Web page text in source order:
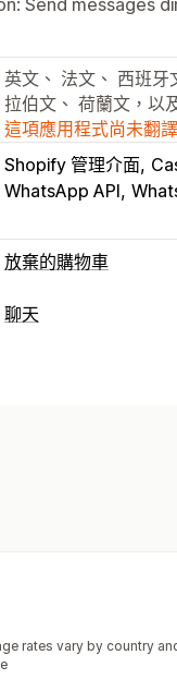
英文、 法文、 西班
拉伯文、 荷蘭文，以
這項應用程式尚未翻
Shopify 管理介面
WhatsApp API
放棄的購物車
購物車提醒
聊天
rates vary by country